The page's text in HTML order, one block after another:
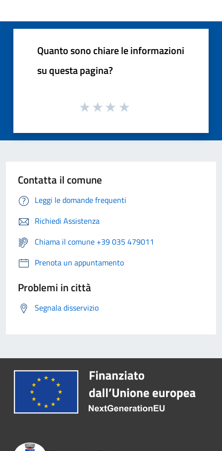
Quanto sono chiare le informazioni
su questa pagina?
Contatta il comune
Leggi le domande frequenti
Richiedi Assistenza
Chiama il comune +39 035 479011
Prenota un appuntamento
Problemi in città
Segnala disservizio